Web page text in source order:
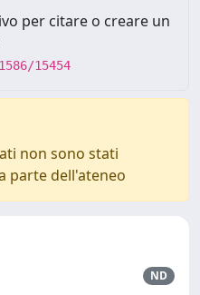
per citare o creare un
15454
non sono stati
parte dell'ateneo
ND